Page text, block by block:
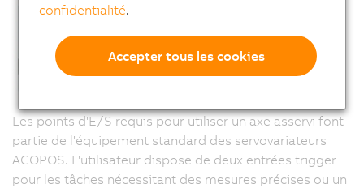
Les points d'E/S requis pour utiliser un axe asservi font
partie de l'équipement standard des servovariateurs
ACOPOS. L'utilisateur dispose de deux entrées trigger
pour les tâches nécessitant des mesures précises ou un
confidentialité.
Accepter tous les cookies